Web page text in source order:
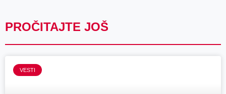
PROČITAJTE JOŠ
VESTI